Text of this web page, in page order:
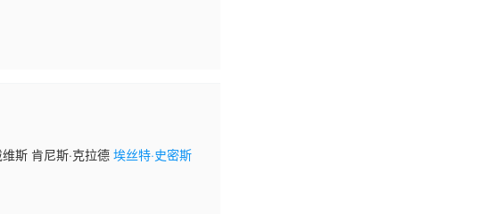
维斯 肯尼斯·克拉德埃丝特·史密斯